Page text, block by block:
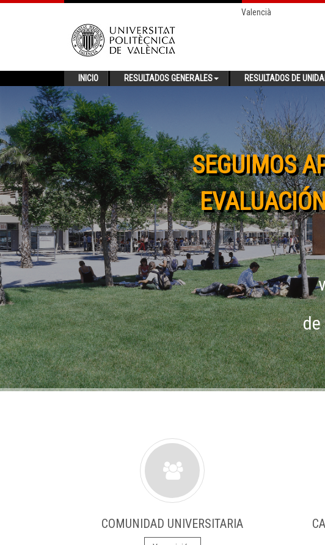
Valencià
INICIO RESULTADOS GENERALES RESULTADOS DE
SEGUIMOS
COMUNIDAD UNIVERSITARIA